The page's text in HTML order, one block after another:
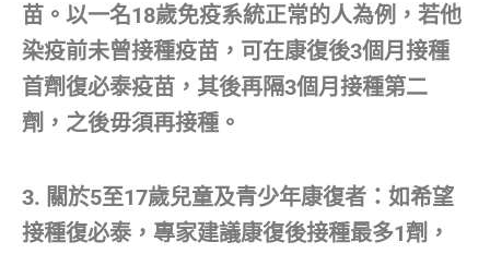
苗。以一名18歲免疫系統正常的人為例，若他
染疫前未曾接種疫苗，可在康復後3個月接種
首劑復必泰疫苗，其後再隔3個月接種第二
劑，之後毋須再接種。
3. 關於5至17歲兒童及青少年康復者：如希望
接種復必泰，專家建議康復後接種最多1劑，